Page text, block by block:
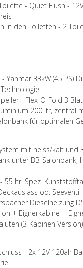
- Quiet Flush -
in den Toiletten - 2
- Yanmar 33kW (45 PS)
- Flex-O-Fold 3
200 ltr, zentral
für optimalen
mit heiss/kalt und
unter BB-Salonbank,
55 ltr. Spez.
od. Seeventil
Dieselheizung
+ Eignerkabine +
(3-Kabinen Version)
- 2x 12V 120ah